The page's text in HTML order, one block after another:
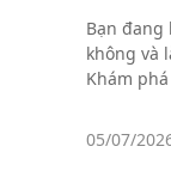
Bạn đang
không và
Khám
tránh tiền
05/07/